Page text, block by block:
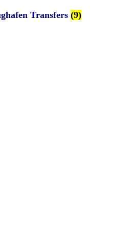
Transfers (9)